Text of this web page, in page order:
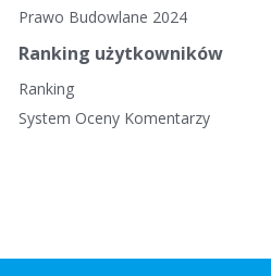
n
Prawo Budowlane 2024
Ranking użytkowników
Ranking
System Oceny Komentarzy